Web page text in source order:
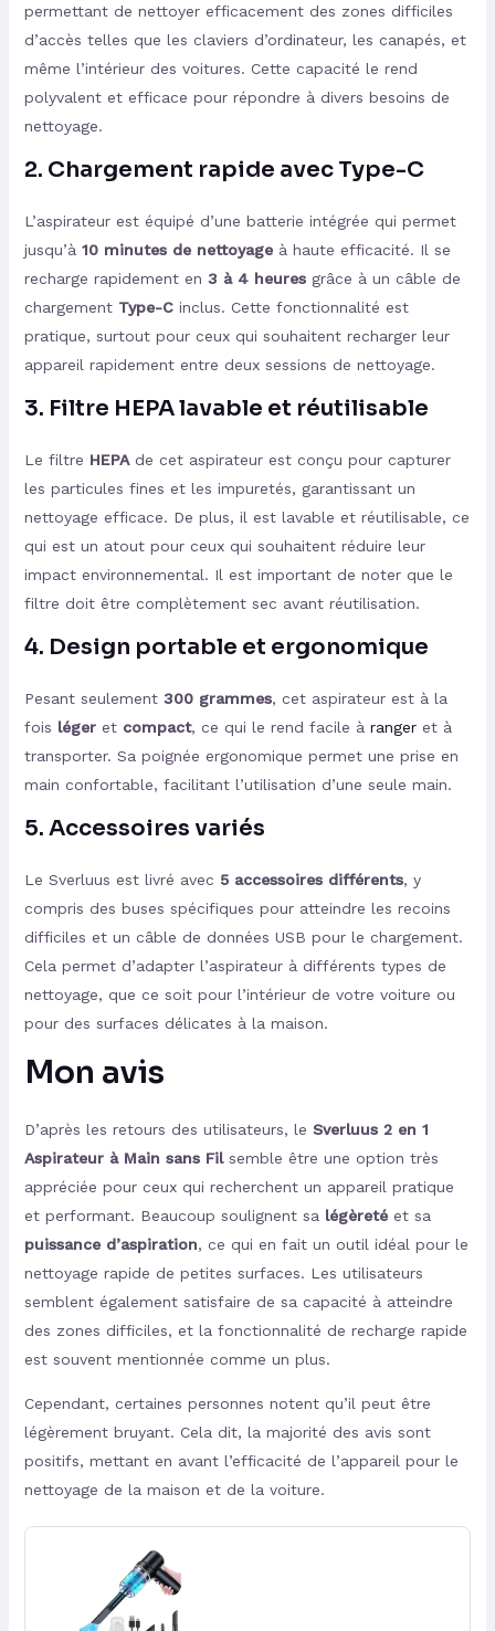
permettant de nettoyer efficacement des zones difficiles
d’accès telles que les claviers d’ordinateur, les canapés, et
même l’intérieur des voitures. Cette capacité le rend
polyvalent et efficace pour répondre à divers besoins de
nettoyage.
2. Chargement rapide avec Type-C
L’aspirateur est équipé d’une batterie intégrée qui permet
jusqu’à 10 minutes de nettoyageà haute efficacité. Il se
recharge rapidement en 3 à 4 heuresgrâce à un câble de
chargement Type-Cinclus. Cette fonctionnalité est
pratique, surtout pour ceux qui souhaitent recharger leur
appareil rapidement entre deux sessions de nettoyage.
3. Filtre HEPA lavable et réutilisable
Le filtre HEPAde cet aspirateur est conçu pour capturer
les particules fines et les impuretés, garantissant un
nettoyage efficace. De plus, il est lavable et réutilisable, ce
qui est un atout pour ceux qui souhaitent réduire leur
impact environnemental. Il est important de noter que le
filtre doit être complètement sec avant réutilisation.
4. Design portable et ergonomique
Pesant seulement 300 grammes, cet aspirateur est à la
fois légeret compact, ce qui le rend facile à rangeret à
transporter. Sa poignée ergonomique permet une prise en
main confortable, facilitant l’utilisation d’une seule main.
5. Accessoires variés
Le Sverluus est livré avec 5 accessoires différents, y
compris des buses spécifiques pour atteindre les recoins
difficiles et un câble de données USB pour le chargement.
Cela permet d’adapter l’aspirateur à différents types de
nettoyage, que ce soit pour l’intérieur de votre voiture ou
pour des surfaces délicates à la maison.
Mon avis
D’après les retours des utilisateurs, le Sverluus 2 en 1
Aspirateur à Main sans Filsemble être une option très
appréciée pour ceux qui recherchent un appareil pratique
et performant. Beaucoup soulignent sa légèretéet sa
puissance d’aspiration, ce qui en fait un outil idéal pour le
nettoyage rapide de petites surfaces. Les utilisateurs
semblent également satisfaire de sa capacité à atteindre
des zones difficiles, et la fonctionnalité de recharge rapide
est souvent mentionnée comme un plus.
Cependant, certaines personnes notent qu’il peut être
légèrement bruyant. Cela dit, la majorité des avis sont
positifs, mettant en avant l’efficacité de l’appareil pour le
nettoyage de la maison et de la voiture.